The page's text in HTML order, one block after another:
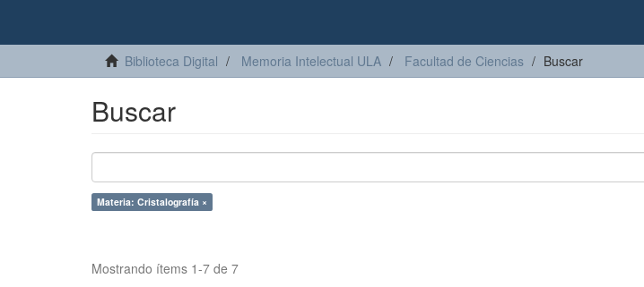
Biblioteca Digital Memoria Intelectual ULA Facultad de Ciencias Buscar
Buscar
Materia: Cristalografía ×
Mostrando ítems 1-7 de 7